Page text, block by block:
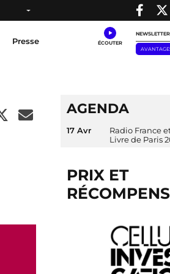
Presse
AGENDA
17 Avr
Radio France
Livre de Paris
PRIX ET